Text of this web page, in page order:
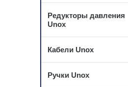
Редукторы давления
Unox
Кабели Unox
Ручки Unox